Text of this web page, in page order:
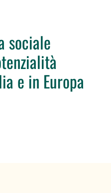
sociale
e in Europa